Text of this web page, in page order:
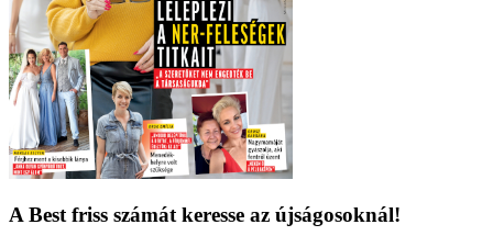
A Best friss számát keresse az újságosoknál!